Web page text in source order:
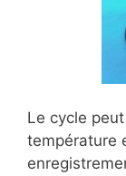
Le cycle
température